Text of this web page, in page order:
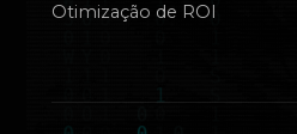
Otimização de ROI